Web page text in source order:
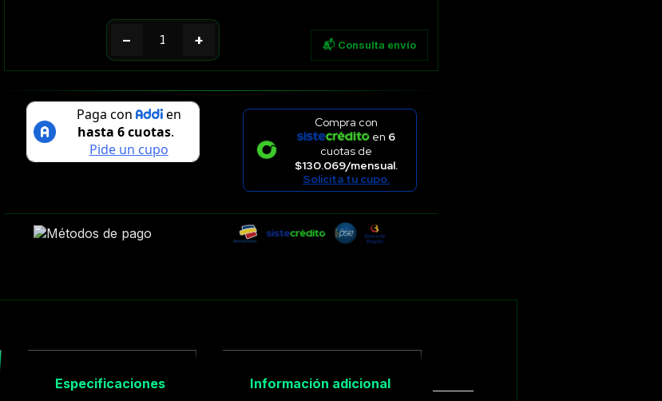
− + 📬 Consulta envío
Compra con
en 6
cuotas de
$130.069/mensual.
Solicita tu cupo.
Especificaciones Información adicional